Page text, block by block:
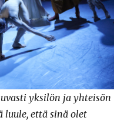
yksilön ja yhteisön
luule, että sinä olet